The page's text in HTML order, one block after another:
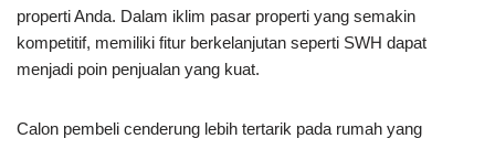
properti Anda. Dalam iklim pasar properti yang semakin
kompetitif, memiliki fitur berkelanjutan seperti SWH dapat
menjadi poin penjualan yang kuat.
Calon pembeli cenderung lebih tertarik pada rumah yang